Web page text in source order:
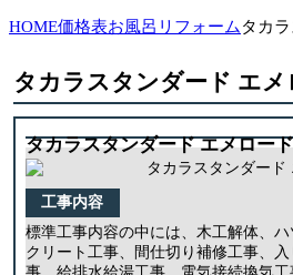
HOME価格表お風呂リフォーム タカ
タカラスタンダード エメ
タカラスタンダード エメロード
工事内容
標準工事内容の中には、木工解体、
クリート工事、間仕切り補修工事、